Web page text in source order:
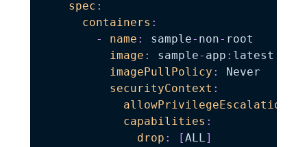
spec :
containers :
-
name : sample- non- root
image : sample- app : latest
imagePullPolicy :
Never
securityContext :
allowPrivilegeEscalation
capabilities :
drop : [ALL]